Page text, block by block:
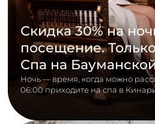
Скидка 30% на
посещение.
Спа на
Ночь — время, когда можно
06:00 приходите на спа в